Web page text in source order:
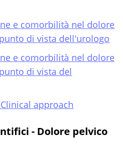
e comorbilità nel dolore
di vista dell'urologo
e comorbilità nel dolore
di vista del
approach
- Dolore pelvico